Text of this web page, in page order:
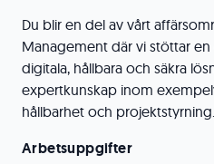
Du blir en del av vårt
Management där vi stöttar
digitala, hållbara och säkra
expertkunskap inom
hållbarhet och projektstyrning.
Arbetsuppgifter